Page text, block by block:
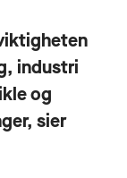
industri
og
sier